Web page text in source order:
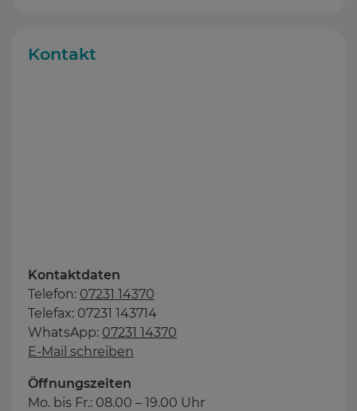
Kontakt
Kontaktdaten
Telefon: 07231 14370
Telefax: 07231 143714
WhatsApp: 07231 14370
E-Mail schreiben
Öffnungszeiten
Mo. bis Fr.: 08.00 – 19.00 Uhr